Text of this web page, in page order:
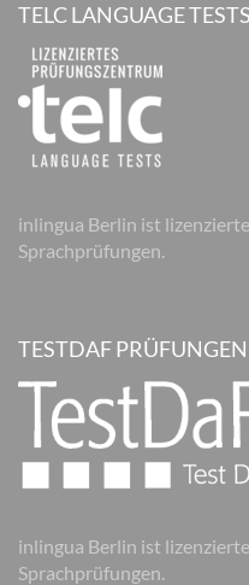
TELC LANGUAGE TESTS
inlingua Berlin ist
Sprachprüfungen.
TESTDAF PRÜFUNGEN
inlingua Berlin ist
Sprachprüfungen.